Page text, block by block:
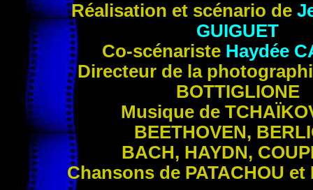
Réalisation et scénario de
GUIGUET
Co-scénariste Haydée
Directeur de la
BOTTIGLIONE
Musique de
BEETHOVEN,
BACH, HAYDN,
Chansons de PATACHOU et